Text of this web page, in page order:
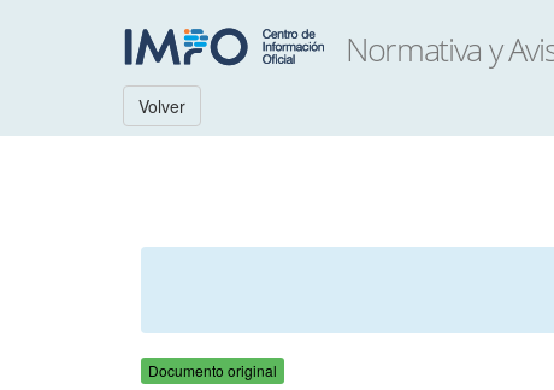
Volver
Documento original